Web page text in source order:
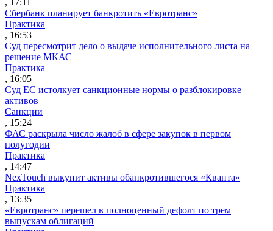
, 17:11
Сбербанк планирует банкротить «Евротранс»
Практика
, 16:53
Суд пересмотрит дело о выдаче исполнительного листа на
решение МКАС
Практика
, 16:05
Суд ЕС истолкует санкционные нормы о разблокировке
активов
Санкции
, 15:24
ФАС раскрыла число жалоб в сфере закупок в первом
полугодии
Практика
, 14:47
NexTouch выкупит активы обанкротившегося «Кванта»
Практика
, 13:35
«Евротранс» перешел в полноценный дефолт по трем
выпускам облигаций